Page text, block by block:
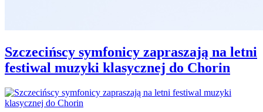
Szczecińscy symfonicy zapraszają na letni
festiwal muzyki klasycznej do Chorin